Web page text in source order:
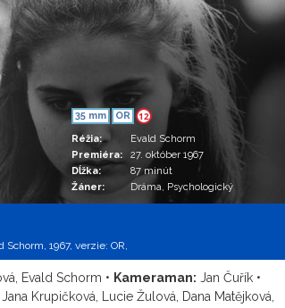
35 mm OR 12
Réžia:
Evald Schorm
Premiéra:
27. október 1967
Dĺžka:
87 minút
Žáner:
Dráma, Psychologický
Schorm, 1967, verzie: OR,
Evald Schorm • Kameraman: Jan Čuřík •
Krupičková, Lucie Žulová, Dana Matějková,